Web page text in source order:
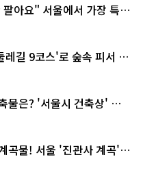
아요" 서울에서 가장 특별
길 9코스'로 숲속 피서 떠
물은? '서울시 건축상' 수
곡물! 서울 '진관사 계곡'이